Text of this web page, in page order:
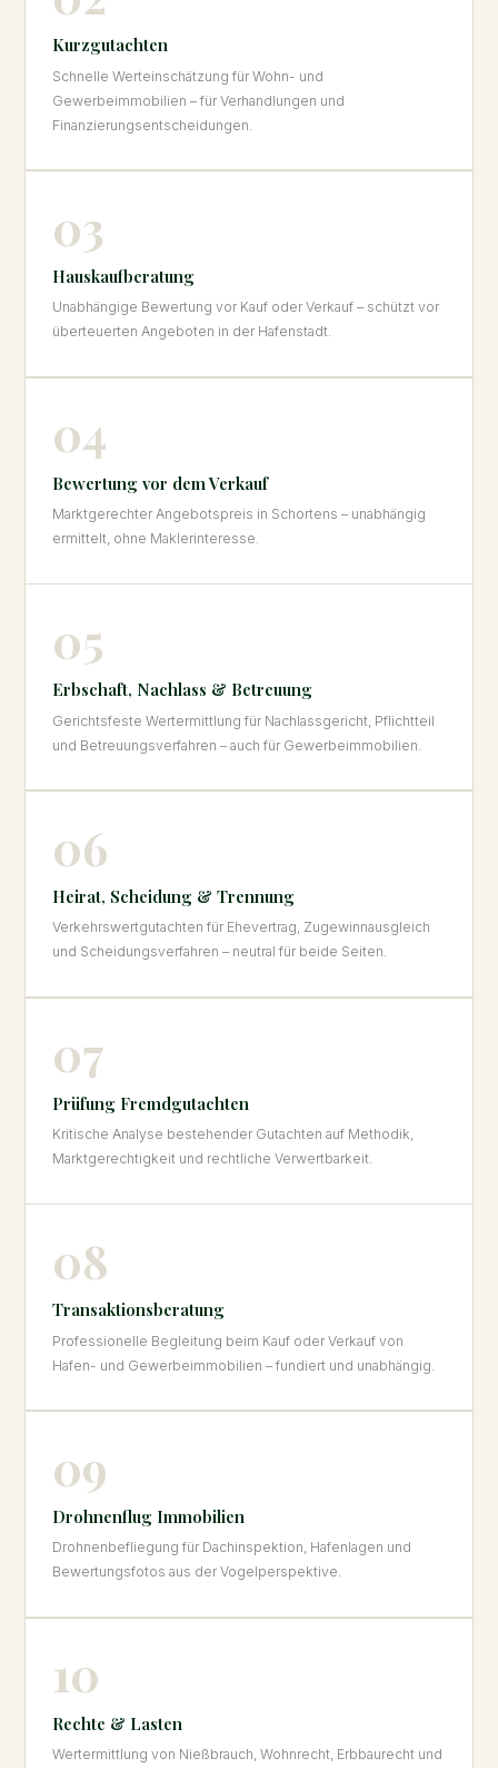
Kurzgutachten
Schnelle Werteinschätzung für Wohn- und
Gewerbeimmobilien – für Verhandlungen und
Finanzierungsentscheidungen.
03
Hauskaufberatung
Unabhängige Bewertung vor Kauf oder Verkauf – schützt vor
überteuerten Angeboten in der Hafenstadt.
04
Bewertung vor dem Verkauf
Marktgerechter Angebotspreis in Schortens – unabhängig
ermittelt, ohne Maklerinteresse.
05
Erbschaft, Nachlass & Betreuung
Gerichtsfeste Wertermittlung für Nachlassgericht, Pflichtteil
und Betreuungsverfahren – auch für Gewerbeimmobilien.
06
Heirat, Scheidung & Trennung
Verkehrswertgutachten für Ehevertrag, Zugewinnausgleich
und Scheidungsverfahren – neutral für beide Seiten.
07
Prüfung Fremdgutachten
Kritische Analyse bestehender Gutachten auf Methodik,
Marktgerechtigkeit und rechtliche Verwertbarkeit.
08
Transaktionsberatung
Professionelle Begleitung beim Kauf oder Verkauf von
Hafen- und Gewerbeimmobilien – fundiert und unabhängig.
09
Drohnenflug Immobilien
Drohnenbefliegung für Dachinspektion, Hafenlagen und
Bewertungsfotos aus der Vogelperspektive.
10
Rechte & Lasten
Wertermittlung von Nießbrauch, Wohnrecht, Erbbaurecht und